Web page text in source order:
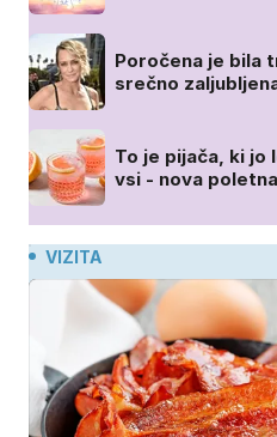
Poročena je bila
srečno
To je pijača, ki
vsi - nova
VIZITA